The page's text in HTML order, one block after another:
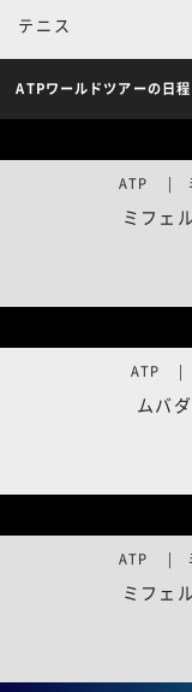
テニス
ATPワールドツアーの日程
ミフェ
ATP | ミ
ムバ
ATP |
ミフェ
ATP | ミ